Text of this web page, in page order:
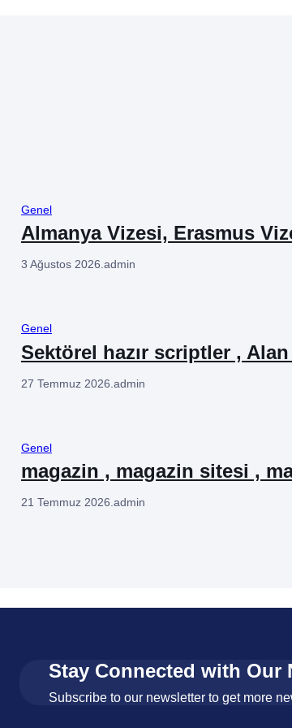
Genel
Almanya Vizesi, Erasmus
3 Ağustos 2026.admin
Genel
Sektörel hazır scriptler , Alan
27 Temmuz 2026 admin
Genel
magazin , magazin sitesi ,
21 Temmuz 2026 admin
Stay Connected with Our
Subscribe to our newsletter to get more